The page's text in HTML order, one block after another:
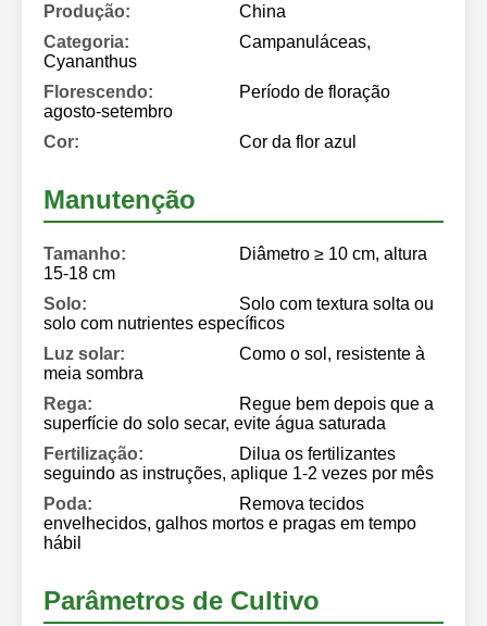
Produção:
China
Categoria:
Campanuláceas,
Cyananthus
Florescendo:
Período de floração
agosto-setembro
Cor:
Cor da flor azul
Manutenção
Tamanho:
Diâmetro ≥ 10 cm, altura
15-18 cm
Solo:
Solo com textura solta ou
solo com nutrientes específicos
Luz solar:
Como o sol, resistente à
meia sombra
Rega:
Regue bem depois que a
superfície do solo secar, evite água saturada
Fertilização:
Dilua os fertilizantes
seguindo as instruções, aplique 1-2 vezes por mês
Poda:
Remova tecidos
envelhecidos, galhos mortos e pragas em tempo
hábil
Parâmetros de Cultivo